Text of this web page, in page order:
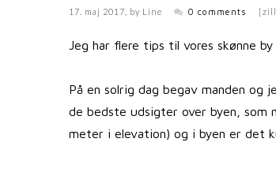
17. maj 2017 , by Line 0 comments
Jeg har flere tips til vores skønne
På en solrig dag begav manden og
de bedste udsigter over byen, som
meter i elevation) og i byen er det